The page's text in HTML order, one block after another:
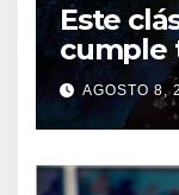
Este
cumple
AGOSTO 8,